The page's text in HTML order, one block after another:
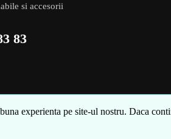
experienta pe site-ul nostru. Daca
si accesorii
83